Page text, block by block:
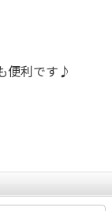
便利です♪